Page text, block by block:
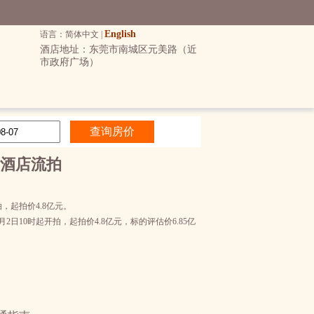
语言：简体中文 | English
酒店地址：东莞市南城区元美路（近
市政府广场）
店流拍
起拍价4.8亿元。
日10时起开拍，起拍价4.8亿元，标的评估价6.85亿